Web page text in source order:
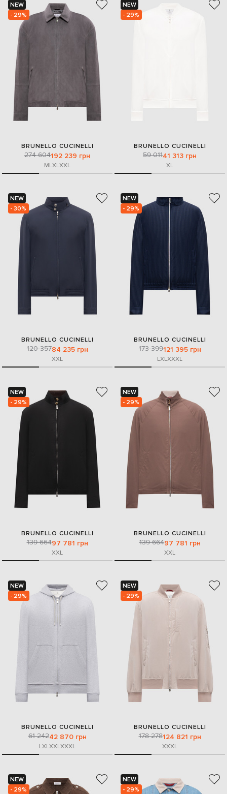
NEW
- 29%
BRUNELLO CUCINELLI
274 604192 239 грн
MLXLXXL
NEW
- 29%
BRUNELLO CUCINELLI
59 01141 313 грн
XL
NEW
- 30%
BRUNELLO CUCINELLI
120 35784 235 грн
XXL
NEW
- 29%
BRUNELLO CUCINELLI
173 399121 395 грн
LXLXXXL
NEW
- 29%
BRUNELLO CUCINELLI
139 66497 781 грн
XXL
NEW
- 29%
BRUNELLO CUCINELLI
139 66497 781 грн
XXL
NEW
- 29%
BRUNELLO CUCINELLI
61 24242 870 грн
LXLXXLXXXL
NEW
- 29%
BRUNELLO CUCINELLI
178 278124 821 грн
XXXL
NEW
- 29%
NEW
- 29%